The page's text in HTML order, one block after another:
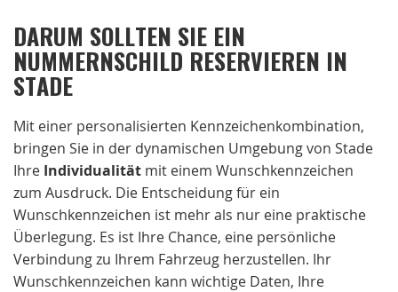
DARUM SOLLTEN SIE EIN
NUMMERNSCHILD RESERVIEREN IN
STADE
Mit einer personalisierten Kennzeichenkombination,
bringen Sie in der dynamischen Umgebung von Stade
Ihre Individualität mit einem Wunschkennzeichen
zum Ausdruck. Die Entscheidung für ein
Wunschkennzeichen ist mehr als nur eine praktische
Überlegung. Es ist Ihre Chance, eine persönliche
Verbindung zu Ihrem Fahrzeug herzustellen. Ihr
Wunschkennzeichen kann wichtige Daten, Ihre